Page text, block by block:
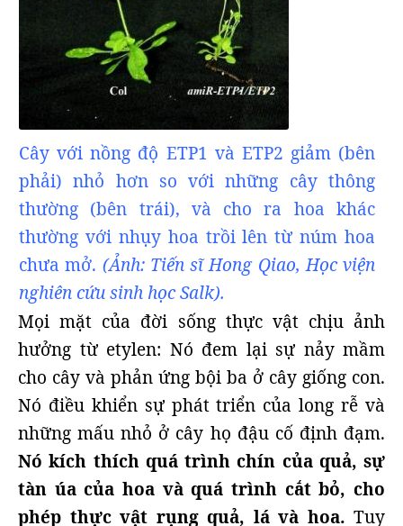
Cây với nồng độ ETP1 và ETP2 giảm (bên
phải) nhỏ hơn so với những cây thông
thường (bên trái), và cho ra hoa khác
thường với nhụy hoa trồi lên từ núm hoa
chưa mở. (Ảnh: Tiến sĩ Hong Qiao, Học viện
nghiên cứu sinh học Salk).
Mọi mặt của đời sống thực vật chịu ảnh
hưởng từ etylen: Nó đem lại sự nảy mầm
cho cây và phản ứng bội ba ở cây giống con.
Nó điều khiển sự phát triển của long rễ và
những mấu nhỏ ở cây họ đậu cố định đạm.
Nó kích thích quá trình chín của quả, sự
tàn úa của hoa và quá trình cắt bỏ, cho
phép thực vật rụng quả, lá và hoa. Tuy